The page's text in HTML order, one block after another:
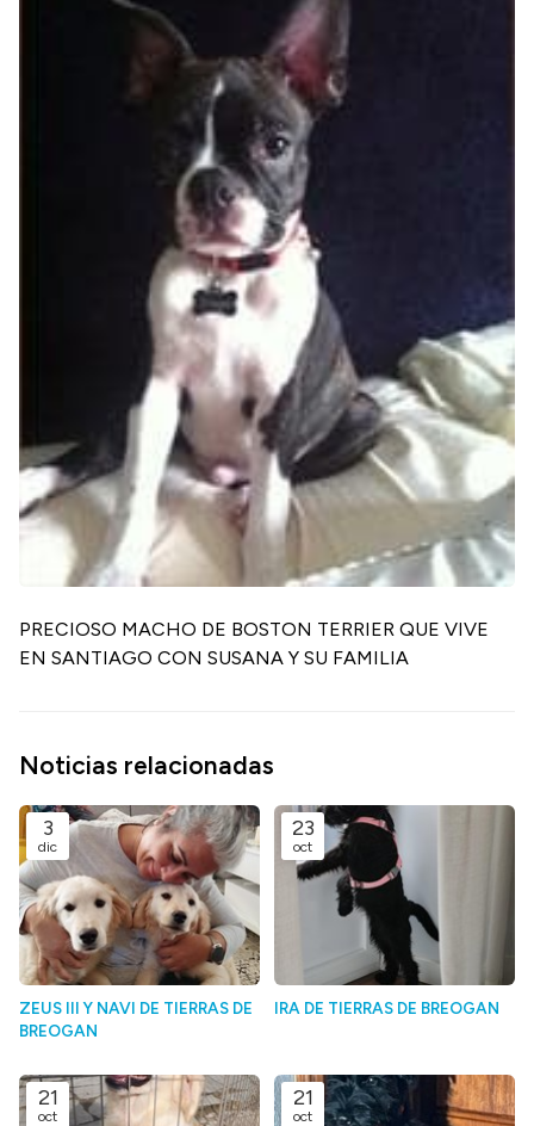
PRECIOSO MACHO DE BOSTON TERRIER QUE VIVE
EN SANTIAGO CON SUSANA Y SU FAMILIA
Noticias relacionadas
3
dic
ZEUS III Y NAVI DE TIERRAS DE
BREOGAN
23
oct
IRA DE TIERRAS DE BREOGAN
21
oct
21
oct